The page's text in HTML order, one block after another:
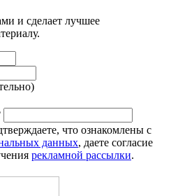
и сделает лучшее
что ознакомлены с
данных, даете согласие
рекламной рассылки.